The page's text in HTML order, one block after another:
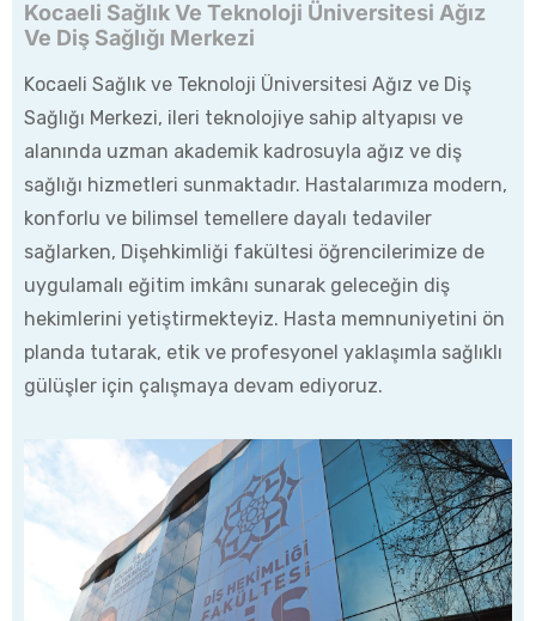
Kocaeli Sağlık Ve Teknoloji Üniversitesi Ağız
Ve Diş Sağlığı Merkezi
Kocaeli Sağlık ve Teknoloji Üniversitesi Ağız ve Diş
Sağlığı Merkezi, ileri teknolojiye sahip altyapısı ve
alanında uzman akademik kadrosuyla ağız ve diş
sağlığı hizmetleri sunmaktadır. Hastalarımıza modern,
konforlu ve bilimsel temellere dayalı tedaviler
sağlarken, Dişehkimliği fakültesi öğrencilerimize de
uygulamalı eğitim imkânı sunarak geleceğin diş
hekimlerini yetiştirmekteyiz. Hasta memnuniyetini ön
planda tutarak, etik ve profesyonel yaklaşımla sağlıklı
gülüşler için çalışmaya devam ediyoruz.